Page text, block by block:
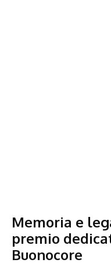
Memoria e
premio
Buonocore